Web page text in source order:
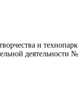
и технопарк
деятельности №